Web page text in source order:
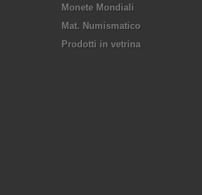
Monete Mondiali
Mat. Numismatico
Prodotti in vetrina